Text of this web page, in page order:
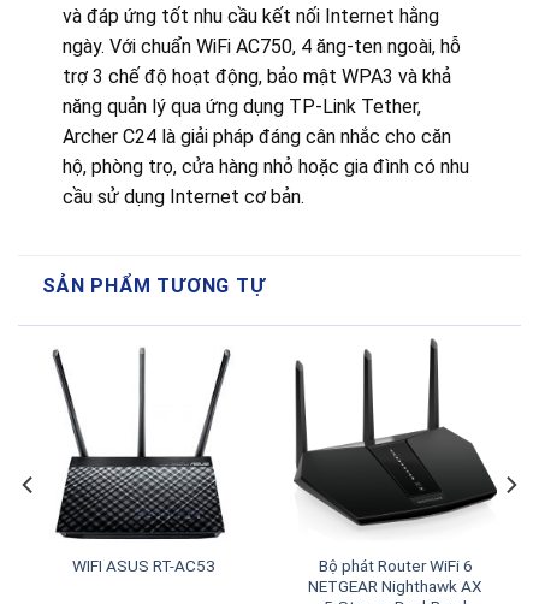
và đáp ứng tốt nhu cầu kết nối Internet hằng
ngày. Với chuẩn WiFi AC750, 4 ăng-ten ngoài, hỗ
trợ 3 chế độ hoạt động, bảo mật WPA3 và khả
năng quản lý qua ứng dụng TP-Link Tether,
Archer C24 là giải pháp đáng cân nhắc cho căn
hộ, phòng trọ, cửa hàng nhỏ hoặc gia đình có nhu
cầu sử dụng Internet cơ bản.
SẢN PHẨM TƯƠNG TỰ
WIFI ASUS RT-AC53
Bộ phát Router WiFi 6
NETGEAR Nighthawk AX